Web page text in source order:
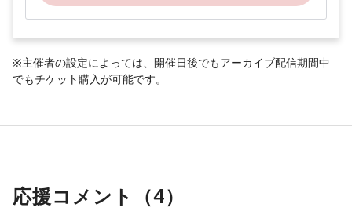
※主催者の設定によっては、開催日後でもアーカイブ配信期間中
でもチケット購入が可能です。
応援コメント（4）